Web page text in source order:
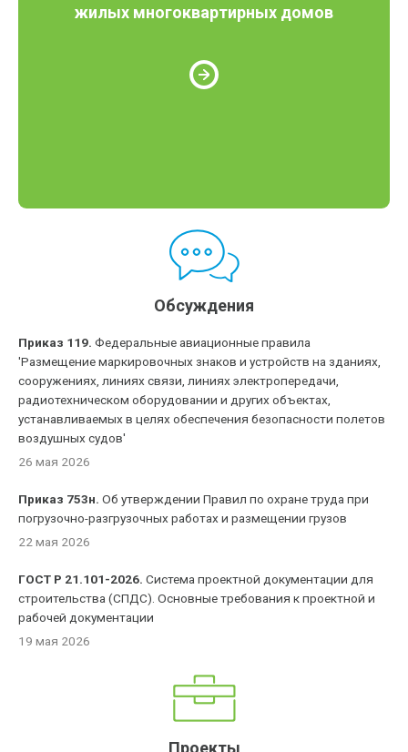
жилых многоквартирных домов
Обсуждения
Приказ 119. Федеральные авиационные правила
'Размещение маркировочных знаков и устройств на зданиях,
сооружениях, линиях связи, линиях электропередачи,
радиотехническом оборудовании и других объектах,
устанавливаемых в целях обеспечения безопасности полетов
воздушных судов'
26 мая 2026
Приказ 753н. Об утверждении Правил по охране труда при
погрузочно-разгрузочных работах и размещении грузов
22 мая 2026
ГОСТ Р 21.101-2026. Система проектной документации для
строительства (СПДС). Основные требования к проектной и
рабочей документации
19 мая 2026
Проекты